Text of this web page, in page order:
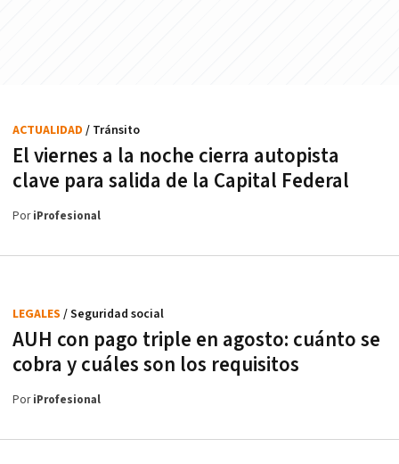
El viernes a la noche cierra autopista
clave para salida de la Capital Federal
ACTUALIDAD / Tránsito
PoriProfesional
AUH con pago triple en agosto: cuánto se
cobra y cuáles son los requisitos
LEGALES / Seguridad social
PoriProfesional